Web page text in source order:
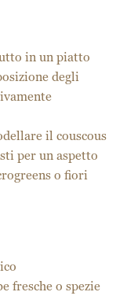
in un piatto
degli
il couscous
per un aspetto
o fiori
fresche o spezie